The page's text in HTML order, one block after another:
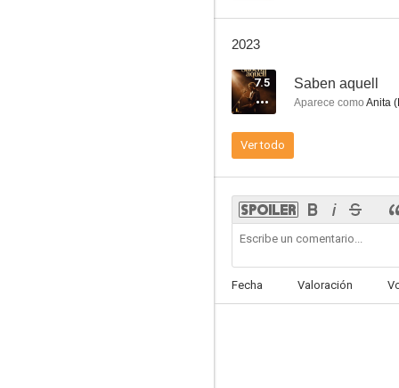
Insensibles
5.5
2023
7.5 Saben aquell
Aparece como Anita
Ver todo
Fecha Valoración